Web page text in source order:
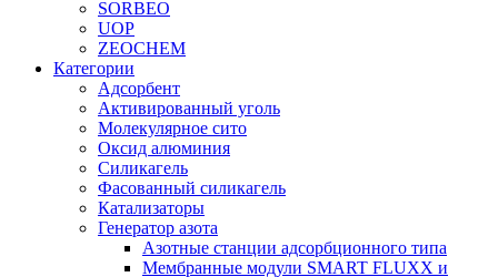
SORBEO
UOP
ZEOCHEM
Категории
Адсорбент
Активированный уголь
Молекулярное сито
Оксид алюминия
Силикагель
Фасованный силикагель
Катализаторы
Генератор азота
Азотные станции адсорбционного типа
Мембранные модули SMART FLUXX и